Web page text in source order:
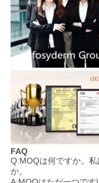
FAQ
Q:MOQは何ですか。
か。